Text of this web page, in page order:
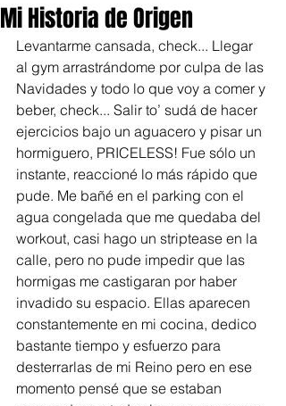
Mi Historia de Origen
Levantarme cansada, check... Llegar
al gym arrastrándome por culpa de las
Navidades y todo lo que voy a comer y
beber, check... Salir to’ sudá de hacer
ejercicios bajo un aguacero y pisar un
hormiguero, PRICELESS! Fue sólo un
instante, reaccioné lo más rápido que
pude. Me bañé en el parking con el
agua congelada que me quedaba del
workout, casi hago un striptease en la
calle, pero no pude impedir que las
hormigas me castigaran por haber
invadido su espacio. Ellas aparecen
constantemente en mi cocina, dedico
bastante tiempo y esfuerzo para
desterrarlas de mi Reino pero en ese
momento pensé que se estaban